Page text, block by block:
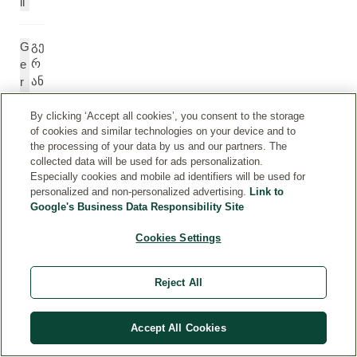
G
e
r
გე
რ
ან
ი
ო
ლ
ი
n
ლ
ავ
ის
თ
ე
ზე
By clicking ‘Accept all cookies’, you consent to the storage
of cookies and similar technologies on your device and to
the processing of your data by us and our partners. The
collected data will be used for ads personalization.
Especially cookies and mobile ad identifiers will be used for
personalized and non-personalized advertising. Link to
Google's Business Data Responsibility Site
Cookies Settings
Reject All
Accept All Cookies